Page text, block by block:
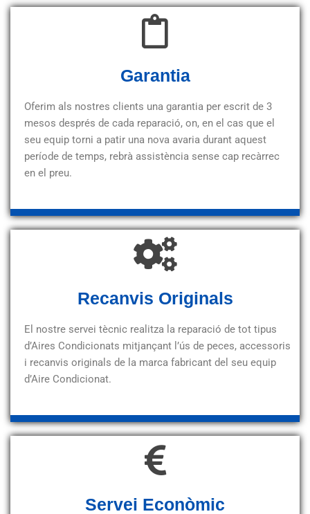
Garantia
Oferim als nostres clients una garantia per escrit de 3
mesos després de cada reparació, on, en el cas que el
seu equip torni a patir una nova avaria durant aquest
període de temps, rebrà assistència sense cap recàrrec
en el preu.
Recanvis Originals
El nostre servei tècnic realitza la reparació de tot tipus
d’Aires Condicionats mitjançant l’ús de peces, accessoris
i recanvis originals de la marca fabricant del seu equip
d’Aire Condicionat.
Servei Econòmic